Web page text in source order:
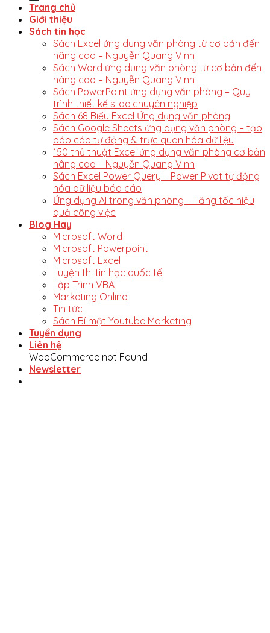
Trang chủ
Giới thiệu
Sách tin học
Sách Excel ứng dụng văn phòng từ cơ bản đến
nâng cao – Nguyễn Quang Vinh
Sách Word ứng dụng văn phòng từ cơ bản đến
nâng cao – Nguyễn Quang Vinh
Sách PowerPoint ứng dụng văn phòng – Quy
trình thiết kế slide chuyên nghiệp
Sách 68 Biểu Excel Ứng dụng văn phòng
Sách Google Sheets ứng dụng văn phòng – tạo
báo cáo tự động & trực quan hóa dữ liệu
150 thủ thuật Excel ứng dụng văn phòng cơ bản
nâng cao – Nguyễn Quang Vinh
Sách Excel Power Query – Power Pivot tự động
hóa dữ liệu báo cáo
Ứng dụng AI trong văn phòng – Tăng tốc hiệu
quả công việc
Blog Hay
Microsoft Word
Microsoft Powerpoint
Microsoft Excel
Luyện thi tin học quốc tế
Lập Trình VBA
Marketing Online
Tin tức
Sách Bí mật Youtube Marketing
Tuyển dụng
Liên hệ
WooCommerce not Found
Newsletter